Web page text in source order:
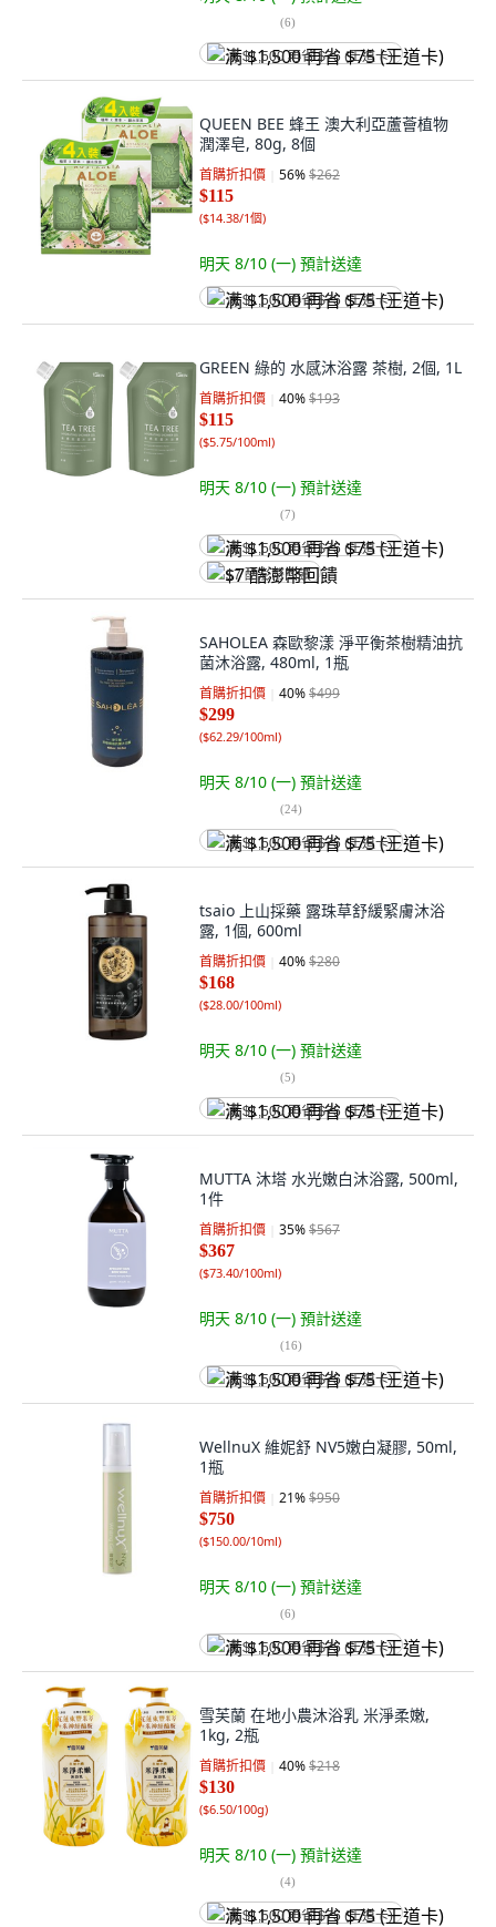
(6)
满 $1,500 再省 $75 (王道卡)
QUEEN BEE 蜂王 澳大利亞蘆薈植物
潤澤皂, 80g, 8個
首購折扣價 56%$262
$115
($14.38/1個)
明天 8/10 (一) 預計送達
满 $1,500 再省 $75 (王道卡)
GREEN 綠的 水感沐浴露 茶樹, 2個, 1L
首購折扣價 40%$193
$115
($5.75/100ml)
明天 8/10 (一) 預計送達
(7)
满 $1,500 再省 $75 (王道卡)
$7 酷澎幣回饋
SAHOLEA 森歐黎漾 淨平衡茶樹精油抗
菌沐浴露, 480ml, 1瓶
首購折扣價 40%$499
$299
($62.29/100ml)
明天 8/10 (一) 預計送達
(24)
满 $1,500 再省 $75 (王道卡)
tsaio 上山採藥 露珠草舒緩緊膚沐浴
露, 1個, 600ml
首購折扣價 40%$280
$168
($28.00/100ml)
明天 8/10 (一) 預計送達
(5)
满 $1,500 再省 $75 (王道卡)
MUTTA 沐塔 水光嫩白沐浴露, 500ml,
1件
首購折扣價 35%$567
$367
($73.40/100ml)
明天 8/10 (一) 預計送達
(16)
满 $1,500 再省 $75 (王道卡)
WellnuX 維妮舒 NV5嫩白凝膠, 50ml,
1瓶
首購折扣價 21%$950
$750
($150.00/10ml)
明天 8/10 (一) 預計送達
(6)
满 $1,500 再省 $75 (王道卡)
雪芙蘭 在地小農沐浴乳 米淨柔嫩,
1kg, 2瓶
首購折扣價 40%$218
$130
($6.50/100g)
明天 8/10 (一) 預計送達
(4)
满 $1,500 再省 $75 (王道卡)